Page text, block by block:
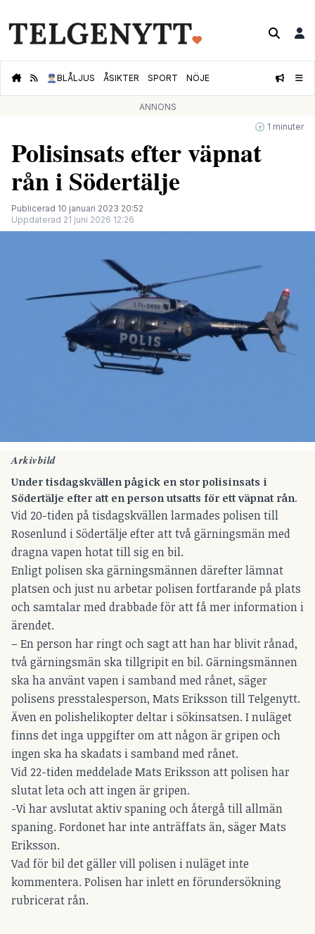
👮🏻‍♂️BLÅLJUS ÅSIKTER SPORT NÖJE
ANNONS
🕝 1 minuter
Polisinsats efter väpnat
rån i Södertälje
Publicerad 10 januari 2023 20:52
Uppdaterad 21 juni 2026 12:26
Arkivbild
Under tisdagskvällen pågick en stor polisinsats i
Södertälje efter att en person utsatts för ett väpnat rån.
Vid 20-tiden på tisdagskvällen larmades polisen till
Rosenlund i Södertälje efter att två gärningsmän med
dragna vapen hotat till sig en bil.
Enligt polisen ska gärningsmännen därefter lämnat
platsen och just nu arbetar polisen fortfarande på plats
och samtalar med drabbade för att få mer information i
ärendet.
– En person har ringt och sagt att han har blivit rånad,
två gärningsmän ska tillgripit en bil. Gärningsmännen
ska ha använt vapen i samband med rånet, säger
polisens presstalesperson, Mats Eriksson till Telgenytt.
Även en polishelikopter deltar i sökinsatsen. I nuläget
finns det inga uppgifter om att någon är gripen och
ingen ska ha skadats i samband med rånet.
Vid 22-tiden meddelade Mats Eriksson att polisen har
slutat leta och att ingen är gripen.
-Vi har avslutat aktiv spaning och återgå till allmän
spaning. Fordonet har inte anträffats än, säger Mats
Eriksson.
Vad för bil det gäller vill polisen i nuläget inte
kommentera. Polisen har inlett en förundersökning
rubricerat rån.